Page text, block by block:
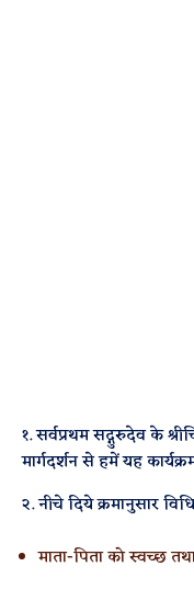
१. सर्वप्रथम सद्गुरुदेव के
मार्गदर्शन से हमें यह
२. नीचे दिये क्रमानुसार
माता-पिता को स्वच्छ